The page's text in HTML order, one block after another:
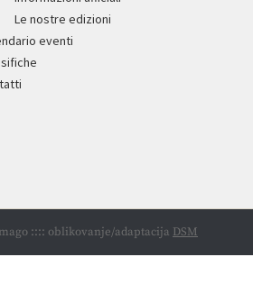
Le nostre edizioni
eventi
:::: oblikovanje/adaptacija DSM